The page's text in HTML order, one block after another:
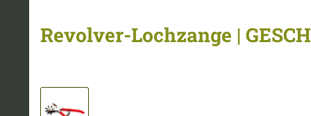
Revolver-Lochzange |